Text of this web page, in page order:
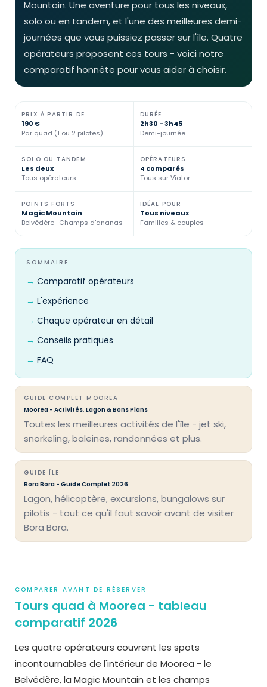
Mountain. Une aventure pour tous les niveaux,
solo ou en tandem, et l'une des meilleures demi-
journées que vous puissiez passer sur l'île. Quatre
opérateurs proposent ces tours - voici notre
comparatif honnête pour vous aider à choisir.
PRIX À PARTIR DE
190 €
Par quad (1 ou 2 pilotes)
DURÉE
2h30 - 3h45
Demi-journée
SOLO OU TANDEM
Les deux
Tous opérateurs
OPÉRATEURS
4 comparés
Tous sur Viator
POINTS FORTS
Magic Mountain
Belvédère · Champs d'ananas
IDÉAL POUR
Tous niveaux
Familles & couples
SOMMAIRE
Comparatif opérateurs
L'expérience
Chaque opérateur en détail
Conseils pratiques
FAQ
GUIDE COMPLET MOOREA
Moorea - Activités, Lagon & Bons Plans
Toutes les meilleures activités de l'île - jet ski,
snorkeling, baleines, randonnées et plus.
GUIDE ÎLE
Bora Bora - Guide Complet 2026
Lagon, hélicoptère, excursions, bungalows sur
pilotis - tout ce qu'il faut savoir avant de visiter
Bora Bora.
COMPARER AVANT DE RÉSERVER
Tours quad à Moorea - tableau
comparatif 2026
Les quatre opérateurs couvrent les spots
incontournables de l'intérieur de Moorea - le
Belvédère, la Magic Mountain et les champs